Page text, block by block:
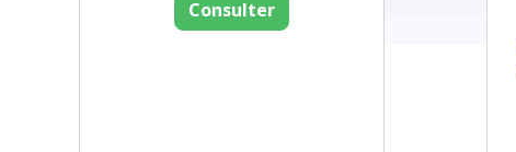
Consulter